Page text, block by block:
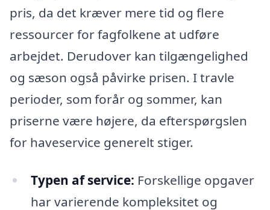
pris, da det kræver mere tid og flere
ressourcer for fagfolkene at udføre
arbejdet. Derudover kan tilgængelighed
og sæson også påvirke prisen. I travle
perioder, som forår og sommer, kan
priserne være højere, da efterspørgslen
for haveservice generelt stiger.
Typen af service: Forskellige opgaver
har varierende kompleksitet og